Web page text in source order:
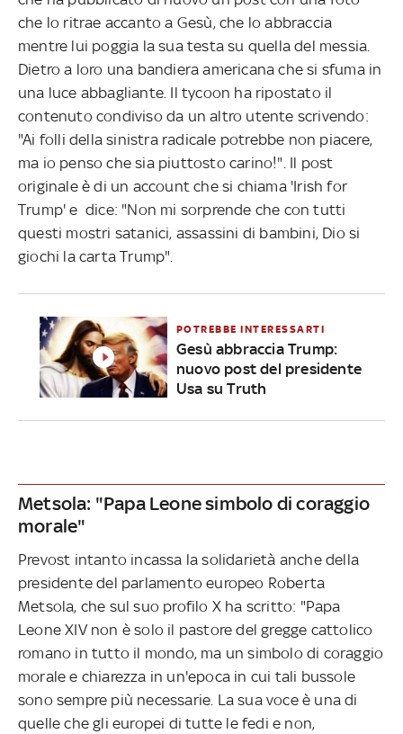
che lo ritrae accanto a Gesù, che lo abbraccia
mentre lui poggia la sua testa su quella del messia.
Dietro a loro una bandiera americana che si sfuma in
una luce abbagliante. Il tycoon ha ripostato il
contenuto condiviso da un altro utente scrivendo:
"Ai folli della sinistra radicale potrebbe non piacere,
ma io penso che sia piuttosto carino!". Il post
originale è di un account che si chiama 'Irish for
Trump' e dice: "Non mi sorprende che con tutti
questi mostri satanici, assassini di bambini, Dio si
giochi la carta Trump".
POTREBBE INTERESSARTI
Gesù abbraccia Trump:
nuovo post del presidente
Usa su Truth
Metsola: "Papa Leone simbolo di coraggio
morale"
Prevost intanto incassa la solidarietà anche della
presidente del parlamento europeo Roberta
Metsola, che sul suo profilo X ha scritto: "Papa
Leone XIV non è solo il pastore del gregge cattolico
romano in tutto il mondo, ma un simbolo di coraggio
morale e chiarezza in un'epoca in cui tali bussole
sono sempre più necessarie. La sua voce è una di
quelle che gli europei di tutte le fedi e non,